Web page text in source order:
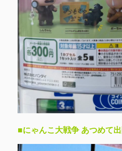
■にゃんこ大戦争 あつめて